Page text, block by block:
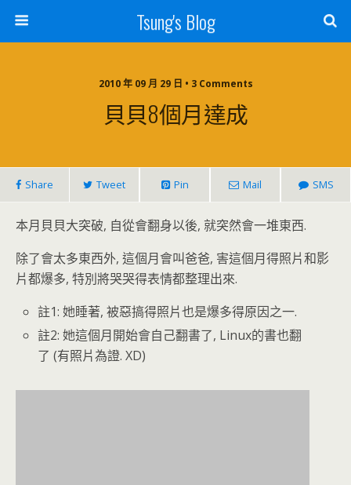
Tsung's Blog
2010 年 09 月 29 日 • 3 Comments
貝貝8個月達成
Share Tweet Pin Mail SMS
本月貝貝大突破, 自從會翻身以後, 就突然會一堆東西.
除了會太多東西外, 這個月會叫爸爸, 害這個月得照片和影
片都爆多, 特別將哭哭得表情都整理出來.
註1: 她睡著, 被惡搞得照片也是爆多得原因之一.
註2: 她這個月開始會自己翻書了, Linux的書也翻
了 (有照片為證. XD)